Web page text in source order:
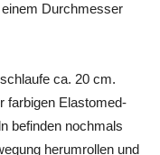
Durchmesser
ca. 20 cm.
farbigen Elastomed-
befinden nochmals
herumrollen und